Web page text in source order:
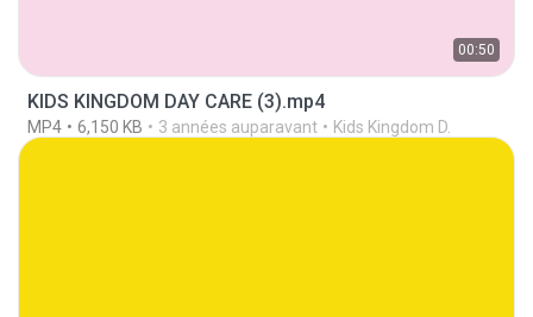
00:50
KIDS KINGDOM DAY CARE (3).mp4
MP4 6,150 KB 3 années auparavant Kids Kingdom D.